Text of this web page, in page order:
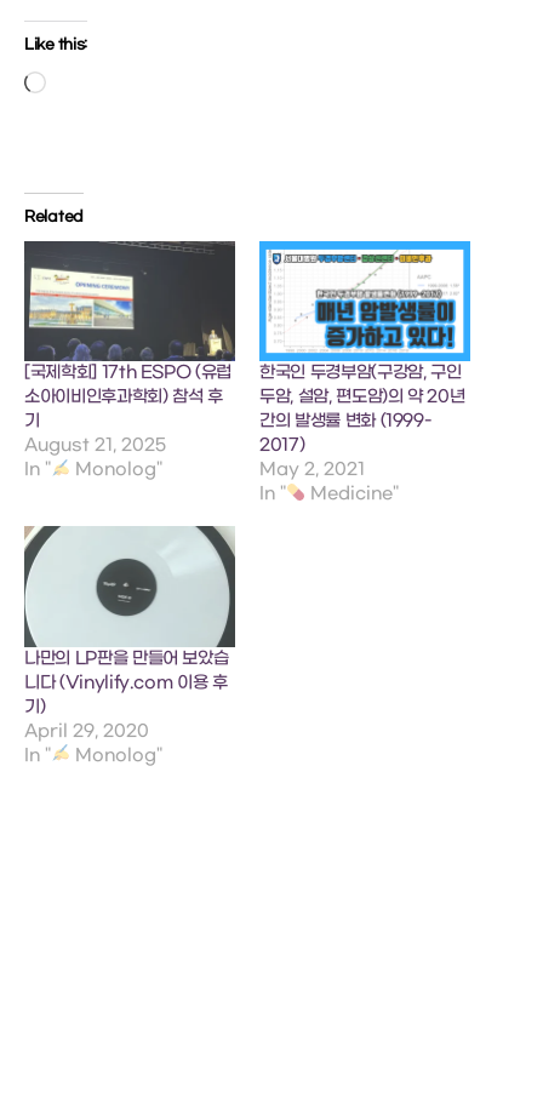
Like this:
Loading…
Related
[국제학회] 17th ESPO (유럽
소아이비인후과학회) 참석 후
기
August 21, 2025
In "
Monolog"
한국인 두경부암(구강암, 구인
두암, 설암, 편도암)의 약 20년
간의 발생률 변화 (1999-
2017)
May 2, 2021
In "
Medicine"
나만의 LP판을 만들어 보았습
니다 (Vinylify.com 이용 후
기)
April 29, 2020
In "
Monolog"